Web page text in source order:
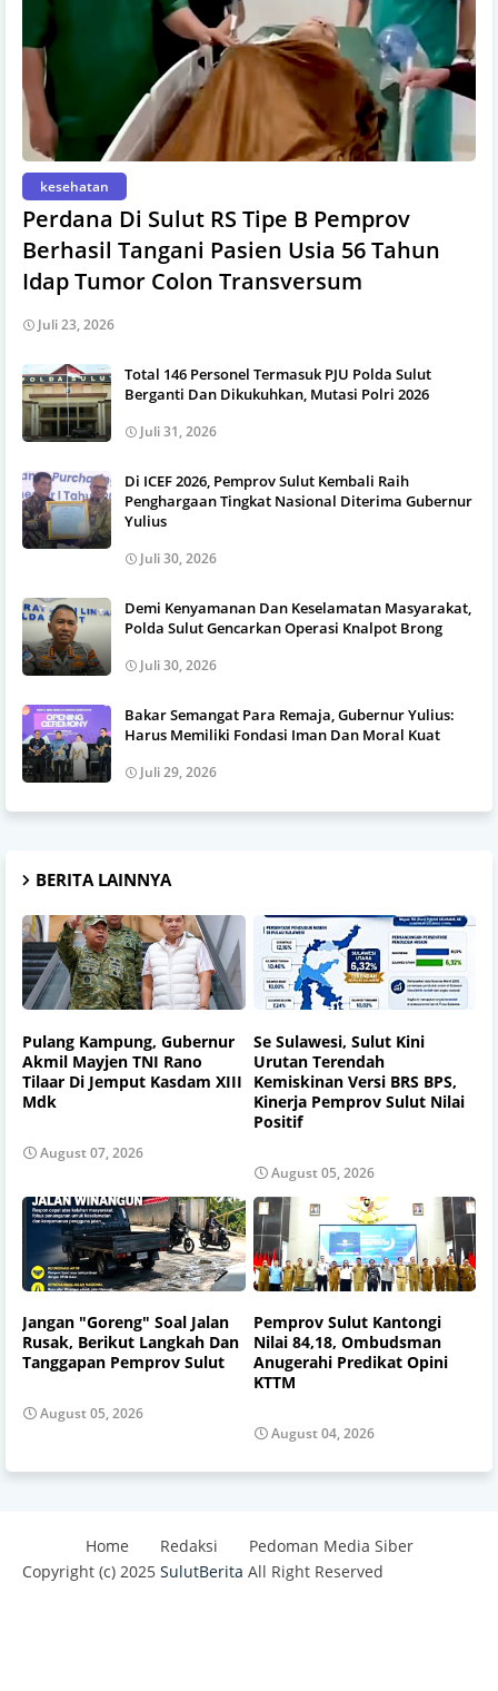
kesehatan
Perdana Di Sulut RS Tipe B Pemprov
Berhasil Tangani Pasien Usia 56 Tahun
Idap Tumor Colon Transversum
Juli 23, 2026
Total 146 Personel Termasuk PJU Polda Sulut
Berganti Dan Dikukuhkan, Mutasi Polri 2026
Juli 31, 2026
Di ICEF 2026, Pemprov Sulut Kembali Raih
Penghargaan Tingkat Nasional Diterima Gubernur
Yulius
Juli 30, 2026
Demi Kenyamanan Dan Keselamatan Masyarakat,
Polda Sulut Gencarkan Operasi Knalpot Brong
Juli 30, 2026
Bakar Semangat Para Remaja, Gubernur Yulius:
Harus Memiliki Fondasi Iman Dan Moral Kuat
Juli 29, 2026
BERITA LAINNYA
Pulang Kampung, Gubernur
Akmil Mayjen TNI Rano
Tilaar Di Jemput Kasdam XIII
Mdk
August 07, 2026
Se Sulawesi, Sulut Kini
Urutan Terendah
Kemiskinan Versi BRS BPS,
Kinerja Pemprov Sulut Nilai
Positif
August 05, 2026
Jangan "Goreng" Soal Jalan
Rusak, Berikut Langkah Dan
Tanggapan Pemprov Sulut
August 05, 2026
Pemprov Sulut Kantongi
Nilai 84,18, Ombudsman
Anugerahi Predikat Opini
KTTM
August 04, 2026
Home Redaksi
Pedoman Media Siber
Copyright (c) 2025 SulutBerita All Right Reserved